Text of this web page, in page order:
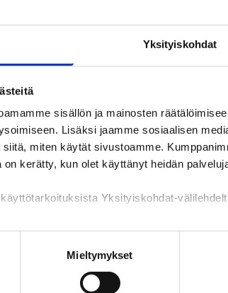
Yksityiskohdat
sisällön ja mainosten
Lisäksi jaamme sosiaalisen
miten käytät sivustoamme.
on kerätty, kun olet käyttänyt heidän
Yksityiskohdat-
käsittely
Mieltymykset
seuraamista.